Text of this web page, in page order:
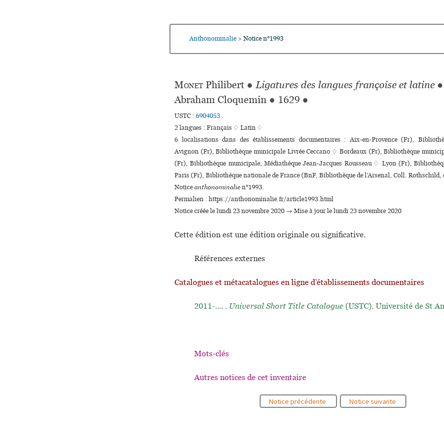
Anthonominalie > Notice n°1993
Monet Philibert ● Ligatures des langues françoise et latine ●
Abraham Cloquemin ● 1629 ●
USTC : 6904053 .
2 langues : Français ♢ Latin ♢
6 localisations dans des établissements documentaires : Aix-en-Provence (Fr),
Avignon (Fr), Bibliothèque muni­ci­pale Livrée Ceccano ♢ Bordeaux (Fr), Bibliothèque
(Fr), Bibliothèque muni­ci­pale, Médiathèque Jean-Jacques Rousseau ♢ Lyon (Fr),
Paris (Fr), Bibliothèque nationale de France (BnF, Bibliothèque de l’Arsenal, Coll. Rothschild,
Noticeanthonominalien°1993.
Permalien : https://anthonominalie.fr/article1993.html
Notice créée le lundi 23 novembre 2020 → Mise à jour le lundi 23 novembre 2020
Cette édition est une édition originale ou significative.
Références externes
Catalogues et métacatalogues en ligne d'établissements documentaires
2011-.... . Universal Short Title Catalogue (USTC). Université de St
Mots-clés
Autres notices de cet inventaire
Notice précédente Notice suivante